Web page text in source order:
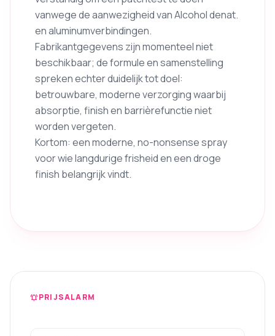
vanwege de aanwezigheid van Alcohol denat.
en aluminumverbindingen.
Fabrikantgegevens zijn momenteel niet
beschikbaar; de formule en samenstelling
spreken echter duidelijk tot doel:
betrouwbare, moderne verzorging waarbij
absorptie, finish en barrièrefunctie niet
worden vergeten.
Kortom: een moderne, no-nonsense spray
voor wie langdurige frisheid en een droge
finish belangrijk vindt.
notifications_activePRIJSALARM